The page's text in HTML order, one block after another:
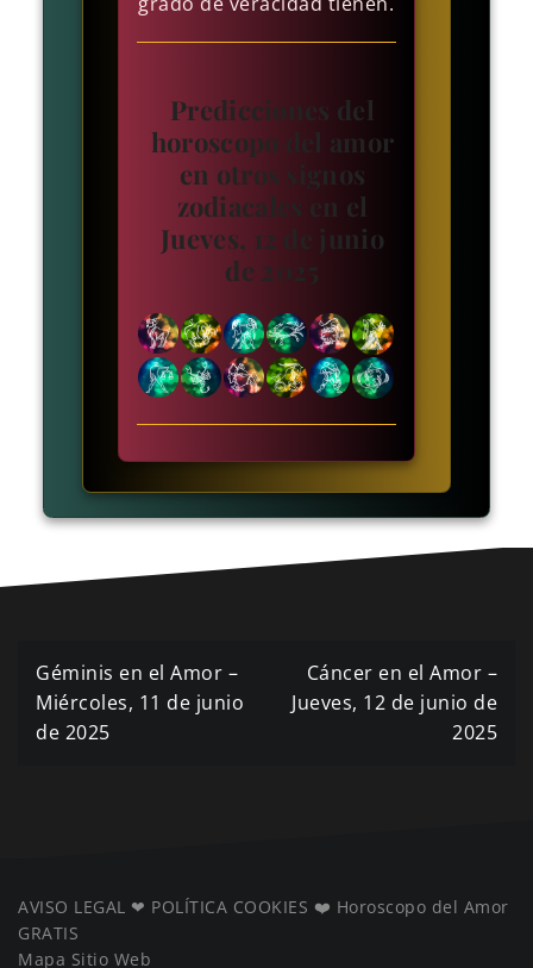
Predicciones del
horoscopo del amor
en otros signos
zodiacales en el
Jueves, 12 de junio
de 2025
Navegación
de
Géminis en el Amor –
Miércoles, 11 de junio
de 2025
Cáncer en el Amor –
Jueves, 12 de junio de
2025
AVISO LEGAL ❤ ️ POLÍTICA COOKIES ❤️ Horoscopo del Amor
GRATIS
Mapa Sitio Web